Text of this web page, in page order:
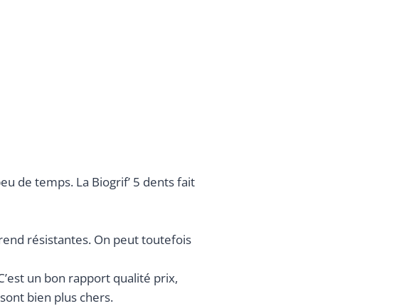
de temps. La Biogrif’ 5 dents fait
résistantes. On peut toutefois
un bon rapport qualité prix,
bien plus chers.